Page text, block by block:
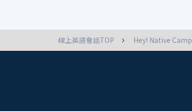
線上英語會話TOP Hey! Native Camp